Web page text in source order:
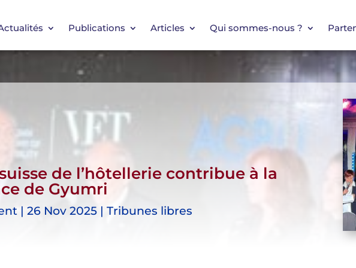
Publications Articles Qui sommes-nous ?
de l’hôtellerie contribue à la
de Gyumri
| 26 Nov 2025 | Tribunes libres